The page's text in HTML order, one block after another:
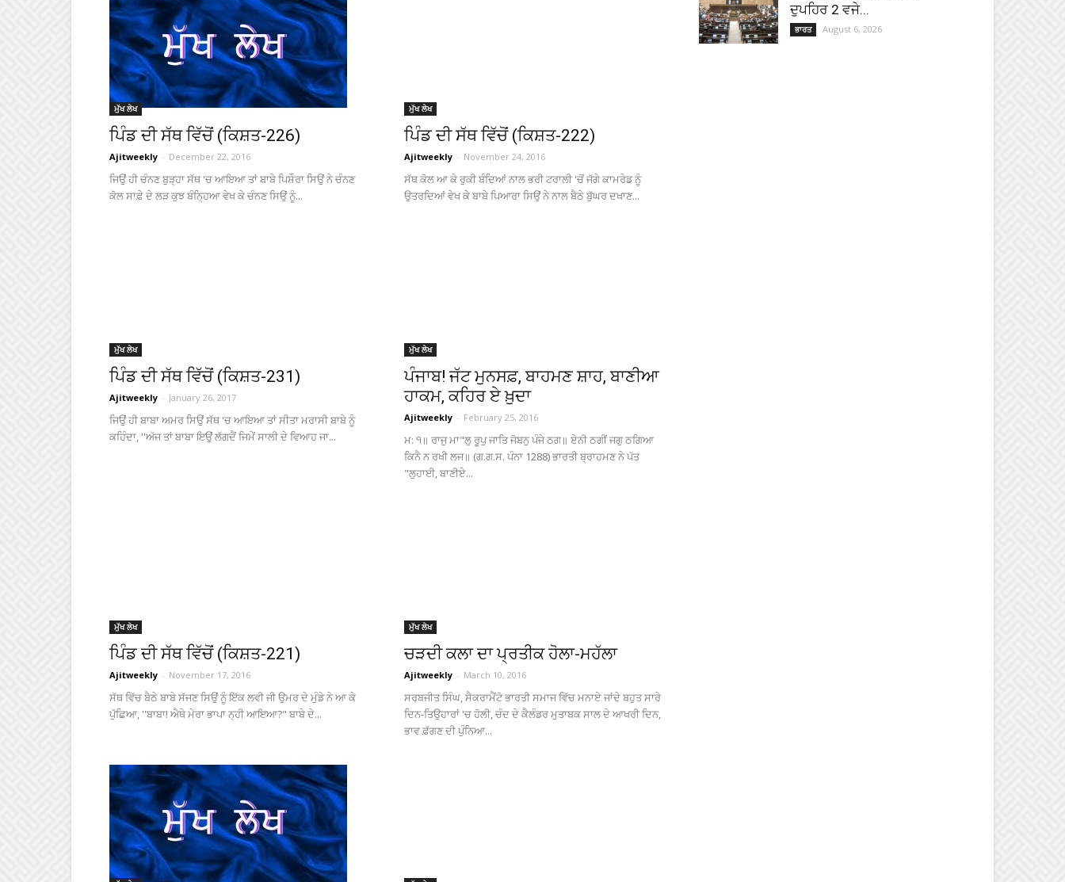
Ajit
ਮੁੱਖ ਲੇਖ
ਪਿੰਡ ਦੀ ਸੱਥ ਵਿੱਚੋਂ (ਕਿਸ਼ਤ-226)
Ajitweekly - December 22, 2016
ਜਿਉਂ ਹੀ ਚੰਨਣ ਬੁੜ੍ਹਾ ਸੱਥ 'ਚ ਆਇਆ ਤਾਂ ਬਾਬੇ ਪਿਸ਼ੌਰਾ ਸਿਉਂ ਨੇ ਚੰਨਣ
ਕੋਲ ਸਾਫ਼ੇ ਦੇ ਲੜ ਕੁਝ ਬੰਨ੍ਹਿਆ ਵੇਖ ਕੇ ਚੰਨਣ ਸਿਉਂ ਨੂੰ...
ਮੁੱਖ ਲੇਖ
ਪਿੰਡ ਦੀ ਸੱਥ ਵਿੱਚੋਂ (ਕਿਸ਼ਤ-222)
Ajitweekly - November 24, 2016
ਸੱਥ ਕੋਲ ਆ ਕੇ ਰੁਕੀ ਬੰਦਿਆਂ ਨਾਲ ਭਰੀ ਟਰਾਲੀ 'ਚੋਂ ਜੱਗੇ ਕਾਮਰੇਡ ਨੂੰ
ਉਤਰਦਿਆਂ ਵੇਖ ਕੇ ਬਾਬੇ ਪਿਆਰਾ ਸਿਉਂ ਨੇ ਨਾਲ ਬੈਠੇ ਬੁੱਘਰ ਦਖਾਣ...
ਮੁੱਖ ਲੇਖ
ਪਿੰਡ ਦੀ ਸੱਥ ਵਿੱਚੋਂ (ਕਿਸ਼ਤ-231)
Ajitweekly - January 26, 2017
ਜਿਉਂ ਹੀ ਬਾਬਾ ਅਮਰ ਸਿਉਂ ਸੱਥ 'ਚ ਆਇਆ ਤਾਂ ਸੀਤਾ ਮਰਾਸੀ ਬਾਬੇ ਨੂੰ
ਕਹਿੰਦਾ, ''ਅੱਜ ਤਾਂ ਬਾਬਾ ਇਉਂ ਲੱਗਦੈਂ ਜਿਮੇਂ ਸਾਲੀ ਦੇ ਵਿਆਹ ਜਾ...
ਮੁੱਖ ਲੇਖ
ਪੰਜਾਬ! ਜੱਟ ਮੁਨਸਫ਼, ਬਾਹਮਣ ਸ਼ਾਹ, ਬਾਣੀਆ
ਹਾਕਮ, ਕਹਿਰ ਏ ਖ਼ੁਦਾ
Ajitweekly - February 25, 2016
ਮ: ੧॥ ਰਾਜੁ ਮਾ"ਲੁ ਰੂਪੁ ਜਾਤਿ ਜੋਬਨੁ ਪੰਜੇ ਠਗ॥ ਏਨੀ ਠਗੀਂ ਜਗੁ ਠਗਿਆ
ਕਿਨੈ ਨ ਰਖੀ ਲਜ॥ (ਗ.ਗ.ਸ. ਪੰਨਾ 1288) ਭਾਰਤੀ ਬ੍ਰਾਹਮਣ ਨੇ ਪੱਤ
"ਲੁਹਾਈ, ਬਾਣੀਏ...
ਮੁੱਖ ਲੇਖ
ਪਿੰਡ ਦੀ ਸੱਥ ਵਿੱਚੋਂ (ਕਿਸ਼ਤ-221)
Ajitweekly - November 17, 2016
ਸੱਥ ਵਿੱਚ ਬੈਠੇ ਬਾਬੇ ਸੱਜਣ ਸਿਉਂ ਨੂੰ ਇੱਕ ਲਵੀ ਜੀ ਉਮਰ ਦੇ ਮੁੰਡੇ ਨੇ ਆ ਕੇ
ਪੁੱਛਿਆ, ''ਬਾਬਾ! ਐਥੇ ਮੇਰਾ ਭਾਪਾ ਨ੍ਹੀ ਆਇਆ?" ਬਾਬੇ ਦੇ...
ਮੁੱਖ ਲੇਖ
ਚੜਦੀ ਕਲਾ ਦਾ ਪ੍ਰਤੀਕ ਹੋਲਾ-ਮਹੱਲਾ
Ajitweekly - March 10, 2016
ਸਰਬਜੀਤ ਸਿੰਘ, ਸੈਕਰਾਮੈਂਟੋ ਭਾਰਤੀ ਸਮਾਜ ਵਿੱਚ ਮਨਾਏ ਜਾਂਦੇ ਬਹੁਤ ਸਾਰੇ
ਦਿਨ-ਤਿਉਹਾਰਾਂ 'ਚ ਹੋਲੀ, ਚੰਦ ਦੇ ਕੈਲੰਡਰ ਮੁਤਾਬਕ ਸਾਲ ਦੇ ਆਖਰੀ ਦਿਨ,
ਭਾਵ ਫ਼ੱਗਣ ਦੀ ਪੁੰਨਿਆ...
ਦੁਪਹਿਰ 2 ਵਜੇ...
ਭਾਰਤ August 6, 2026